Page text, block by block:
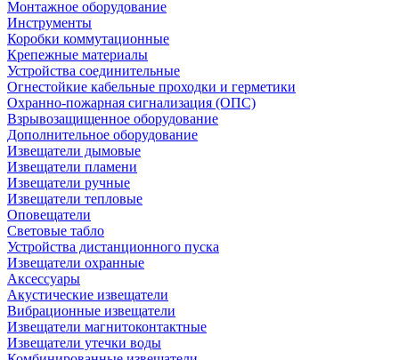
Монтажное оборудование
Инструменты
Коробки коммутационные
Крепежные материалы
Устройства соединительные
Огнестойкие кабельные проходки и герметики
Охранно-пожарная сигнализация (ОПС)
Взрывозащищенное оборудование
Дополнительное оборудование
Извещатели дымовые
Извещатели пламени
Извещатели ручные
Извещатели тепловые
Оповещатели
Световые табло
Устройства дистанционного пуска
Извещатели охранные
Аксессуары
Акустические извещатели
Вибрационные извещатели
Извещатели магнитоконтактные
Извещатели утечки воды